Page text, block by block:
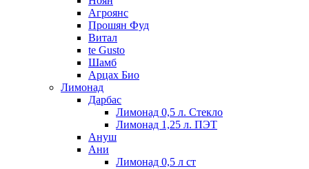
Агроянс
Прошян Фуд
Витал
te Gusto
Шамб
Арцах Био
Лимонад
Дарбас
Лимонад 0,5 л. Стекло
Лимонад 1,25 л. ПЭТ
Ануш
Ани
Лимонад 0,5 л ст